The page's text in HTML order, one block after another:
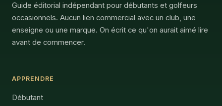
Guide éditorial indépendant pour débutants et golfeurs
occasionnels. Aucun lien commercial avec un club, une
enseigne ou une marque. On écrit ce qu'on aurait aimé lire
avant de commencer.
APPRENDRE
Débutant